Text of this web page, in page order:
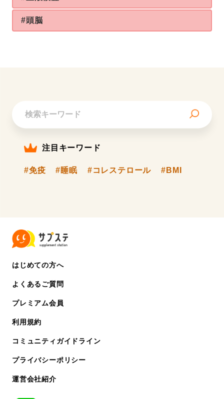
#頭脳
注目キーワード
#免疫 #睡眠 #コレステロール #BMI
はじめての方へ
よくあるご質問
プレミアム会員
利用規約
コミュニティガイドライン
プライバシーポリシー
運営会社紹介